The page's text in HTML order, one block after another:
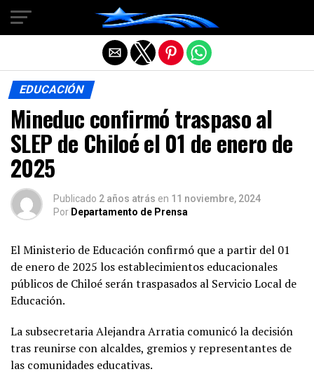
EDUCACIÓN
Mineduc confirmó traspaso al
SLEP de Chiloé el 01 de enero de
2025
Publicado 2 años atrás en 11 noviembre, 2024
Por Departamento de Prensa
El Ministerio de Educación confirmó que a partir del 01
de enero de 2025 los establecimientos educacionales
públicos de Chiloé serán traspasados al Servicio Local de
Educación.
La subsecretaria Alejandra Arratia comunicó la decisión
tras reunirse con alcaldes, gremios y representantes de
las comunidades educativas.
Salir de la versión móvil